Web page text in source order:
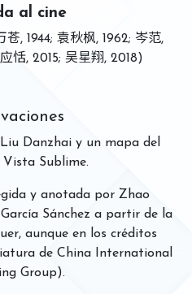
al cine
, 1944; 袁秋枫, 1962; 岑范,
恬, 2015; 吴星翔, 2018)
Danzhai y un mapa del
Vista Sublime.
y anotada por Zhao
Sánchez a partir de la
aunque en los créditos
de China International
Group).